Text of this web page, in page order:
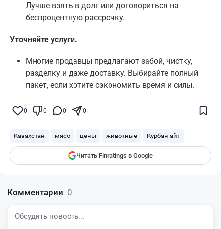
Лучше взять в долг или договориться на
беспроцентную рассрочку.
Уточняйте услуги.
Многие продавцы предлагают забой, чистку,
разделку и даже доставку. Выбирайте полный
пакет, если хотите сэкономить время и силы.
0 0 0 0
Казахстан мясо цены животные Курбан айт
Читать Finratings в Google
показываться вам
Комментарии 0